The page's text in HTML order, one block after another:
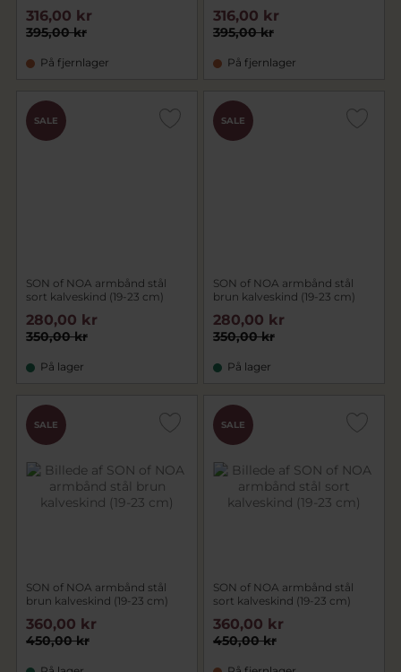
395,00 kr
316,00 kr
På fjernlager
395,00 kr
316,00 kr
På fjernlager
SALE
SON of NOA armbånd stål
sort kalveskind (19-23 cm)
350,00 kr
280,00 kr
På lager
SALE
SON of NOA armbånd stål
brun kalveskind (19-23 cm)
350,00 kr
280,00 kr
På lager
SALE
SON of NOA armbånd stål
brun kalveskind (19-23 cm)
450,00 kr
360,00 kr
SALE
SON of NOA armbånd stål
sort kalveskind (19-23 cm)
450,00 kr
360,00 kr